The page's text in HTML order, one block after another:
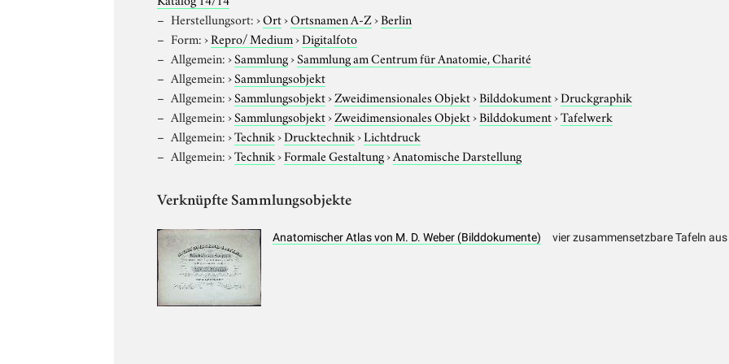
Herstellungsort:›Ort›Ortsnamen A-Z›Berlin
Form:›Repro/ Medium›Digitalfoto
Allgemein:›Sammlung›Sammlung am Centrum für Anatomie, Charité
Allgemein:›Sammlungsobjekt
Allgemein:›Sammlungsobjekt›Zweidimensionales Objekt›Bilddokument›Druckgraphik
Allgemein:›Sammlungsobjekt›Zweidimensionales Objekt›Bilddokument›Tafelwerk
Allgemein:›Technik›Drucktechnik›Lichtdruck
Allgemein:›Technik›Formale Gestaltung›Anatomische Darstellung
Verknüpfte Sammlungsobjekte
Anatomischer Atlas von M. D. Weber (Bilddokumente) vier zusammensetzbare Tafeln